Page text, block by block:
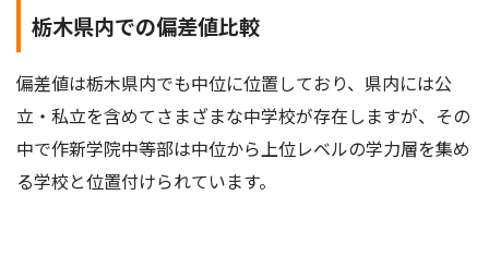
栃木県内での偏差値比較
偏差値は栃木県内でも中位に位置しており、県内には公
立・私立を含めてさまざまな中学校が存在しますが、その
中で作新学院中等部は中位から上位レベルの学力層を集め
る学校と位置付けられています。